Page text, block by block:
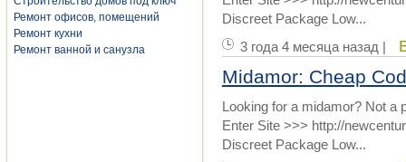
Ремонт офисов, помещений
Ремонт кухни
Ремонт ванной и санузла
Discreet Package Low...
3 года 4 месяца назад |
Midamor: Cheap Cod
Looking for a midamor? Not a
Enter Site >>> http://
Discreet Package Low...